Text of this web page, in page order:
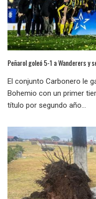
Peñarol goleó 5-1 a Wanderers y
El conjunto Carbonero le
Bohemio con un primer
título por segundo año...